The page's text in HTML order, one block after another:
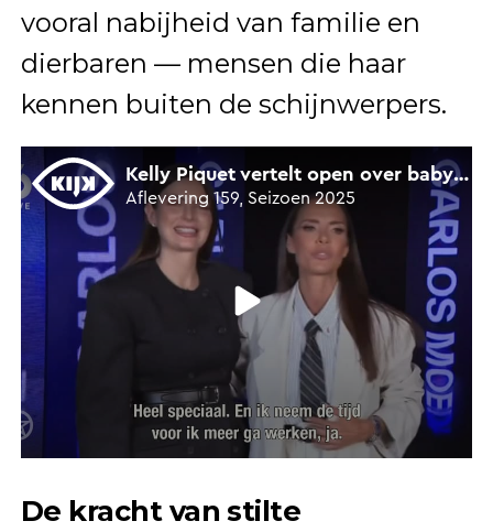
vooral nabijheid van familie en
dierbaren — mensen die haar
kennen buiten de schijnwerpers.
De kracht van stilte